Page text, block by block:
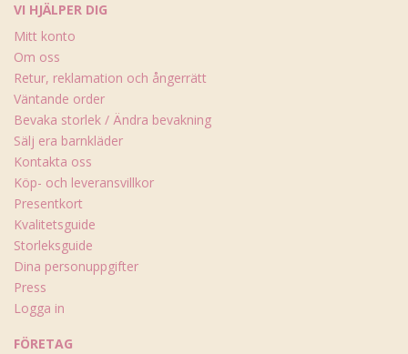
VI HJÄLPER DIG
Mitt konto
Om oss
Retur, reklamation och ångerrätt
Väntande order
Bevaka storlek / Ändra bevakning
Sälj era barnkläder
Kontakta oss
Köp- och leveransvillkor
Presentkort
Kvalitetsguide
Storleksguide
Dina personuppgifter
Press
Logga in
FÖRETAG